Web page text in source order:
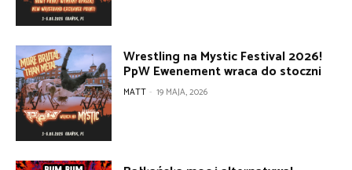
Wrestling na Mystic Festival 2026!
PpW Ewenement wraca do stoczni
MATT - 19 MAJA, 2026